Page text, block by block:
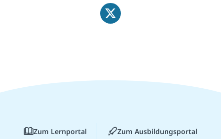
Zum Lernportal Zum Ausbildungsportal